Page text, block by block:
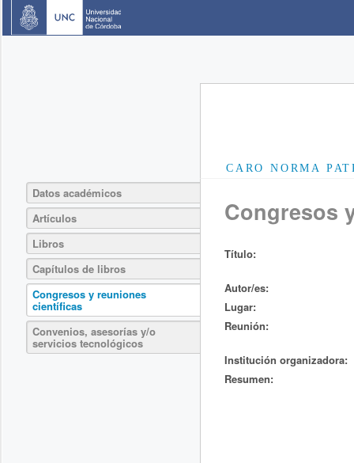
CARO NORMA
Datos académicos
Artículos
Libros
Capítulos de libros
Congresos y reuniones
científicas
Convenios, asesorías y/o
servicios tecnológicos
Congresos
Título:
Autor/es:
Lugar:
Reunión:
Institución organizadora:
Resumen: